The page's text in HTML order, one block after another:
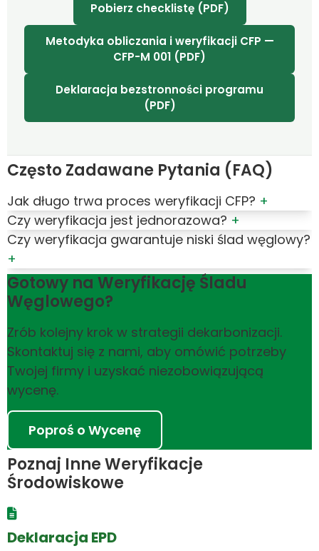
Pobierz checklistę (PDF)
Metodyka obliczania i weryfikacji CFP —
CFP-M 001 (PDF)
Deklaracja bezstronności programu
(PDF)
Często Zadawane Pytania (FAQ)
Jak długo trwa proces weryfikacji CFP? +
Czy weryfikacja jest jednorazowa? +
Czy weryfikacja gwarantuje niski ślad węglowy?
+
Gotowy na Weryfikację Śladu
Węglowego?
Zrób kolejny krok w strategii dekarbonizacji.
Skontaktuj się z nami, aby omówić potrzeby
Twojej firmy i uzyskać niezobowiązującą
wycenę.
Poproś o Wycenę
Poznaj Inne Weryfikacje
Środowiskowe
Deklaracja EPD